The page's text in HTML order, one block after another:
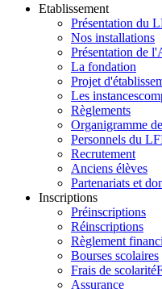
Etablissement
Présentation du
Nos installations
Présentation de
La fondation
Projet
Les instances
Règlements
Organigramme
Personnels du
Recrutement
Anciens élèves
Partenariats et
Inscriptions
Préinscriptions
Réinscriptions
Règlement
Bourses scolaires
Frais de scolarité
Assurance